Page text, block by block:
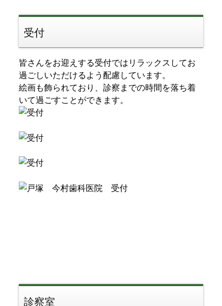
受付
皆さんをお迎えする受付ではリラックスしてお
過ごしいただけるよう配慮しています。
絵画も飾られており、診察までの時間を落ち着
いて過ごすことができます。
診察室